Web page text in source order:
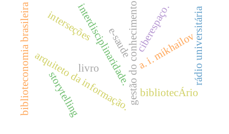
gestão do conhecimento
interdisciplinaridade.
arquiteto da informação.
interseções
a. i. mikhailov
livro
bibliotecÁrio
biblioteconomia brasileira e-saude
storytelling
ciberespaço. rádio universitária